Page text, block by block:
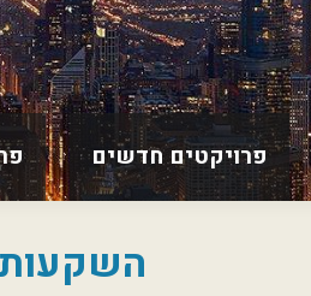
פרויקטים חדשים